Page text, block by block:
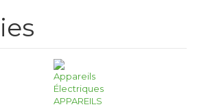
APPAREILS